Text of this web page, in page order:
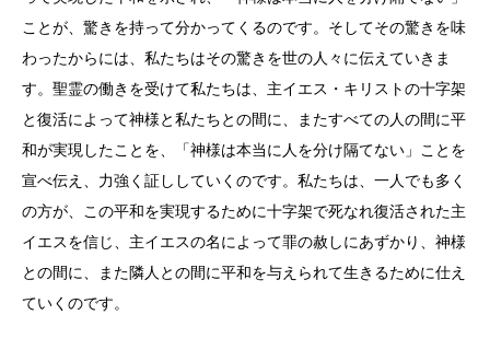
ことが、驚きを持って分かってくるのです。そしてその驚きを味
わったからには、私たちはその驚きを世の人々に伝えていきま
す。聖霊の働きを受けて私たちは、主イエス・キリストの十字架
と復活によって神様と私たちとの間に、またすべての人の間に平
和が実現したことを、「神様は本当に人を分け隔てない」ことを
宣べ伝え、力強く証ししていくのです。私たちは、一人でも多く
の方が、この平和を実現するために十字架で死なれ復活された主
イエスを信じ、主イエスの名によって罪の赦しにあずかり、神様
との間に、また隣人との間に平和を与えられて生きるために仕え
ていくのです。